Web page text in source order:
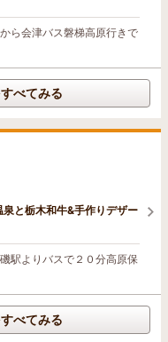
ら会津バス磐梯高原行きで
べてみる
と栃木和牛&手作りデザー
駅よりバスで２０分高原保
べてみる